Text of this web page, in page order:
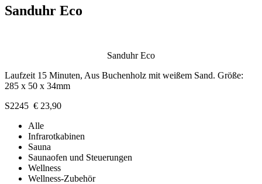
Sanduhr Eco
Sanduhr Eco
Laufzeit 15 Minuten, Aus Buchenholz mit weißem Sand. Größe:
285 x 50 x 34mm
S2245 € 23,90
Alle
Infrarotkabinen
Sauna
Saunaofen und Steuerungen
Wellness
Wellness-Zubehör